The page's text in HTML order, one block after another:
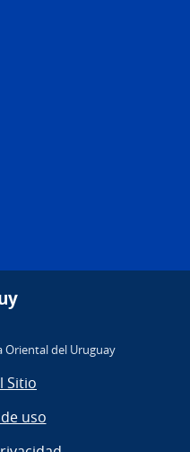
Oriental del Uruguay
Sitio
uso